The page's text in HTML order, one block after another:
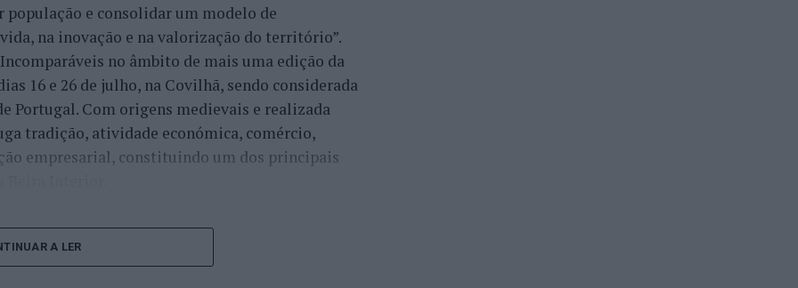
e consolidar um modelo de
na inovação e na valorização do território”.
no âmbito de mais uma edição da
16 e 26 de julho, na Covilhã, sendo considerada
Portugal. Com origens medievais e realizada
tradição, atividade económica, comércio,
empresarial, constituindo um dos principais
ao longo dos últimos anos representa o
iniciou o seu percurso no setor imobiliário. O
conquistado resulta da proximidade com a
A LER